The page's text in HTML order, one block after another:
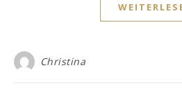
Christina